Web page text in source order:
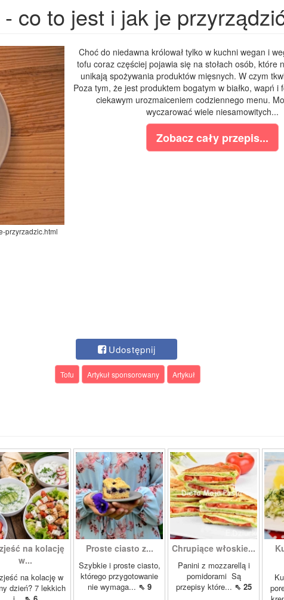
- co to jest i jak je
przyrzadzic.html
Choć do niedawna królował tylko w kuchni wegan i
tofu coraz częściej pojawia się na stołach osób, które
unikają spożywania produktów mięsnych. W czym
Poza tym, że jest produktem bogatym w białko, wapń i
ciekawym urozmaiceniem codziennego menu.
wyczarować wiele niesamowitych...
Zobacz cały przepis...
Udostępnij
Tofu Artykuł sponsorowany Artykuł
na kolację
w...
na kolację w
dzień? 7 lekkich
Proste ciasto z...
Szybkie i proste ciasto,
którego przygotowanie
nie wymaga... ⇖ 9
Chrupiące włoskie...
Panini z mozzarellą i
pomidorami Są
przepisy które... ⇖ 25